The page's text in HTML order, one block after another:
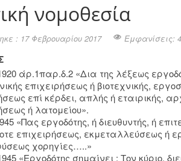
νομοθεσία
: 17 Φεβρουαρίου 2017 Εμφανίσεις:
άρ.1παρ.δ.2 «Δια της λέξεως
επιχειρήσεως ή βιοτεχνικής,
επί κέρδει, απλής ή εταιρικής,
ή λατομείου».
«Πας εργοδότης, ή διευθυντής, ή
επιχειρήσεως, εκμεταλλεύσεως
χορηγίες…..»
«Εργοδότης σημαίνει : Τον κύριο,